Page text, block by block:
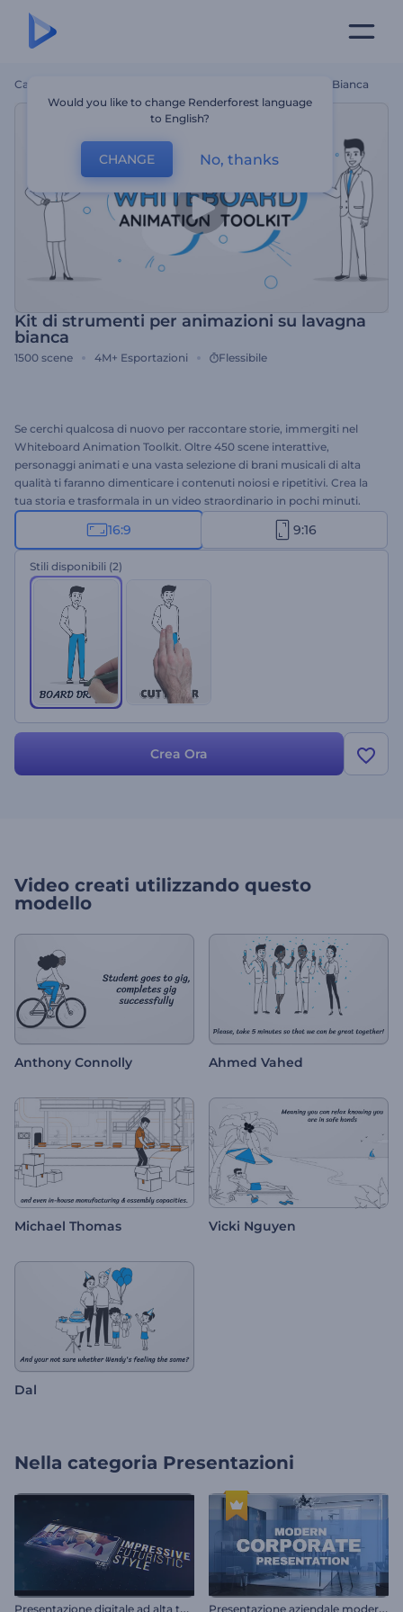
Casa Kit Di Strumenti Per Animazioni Su Lavagna Bianca
Kit di strumenti per animazioni su lavagna
bianca
1500 scene 4M+ Esportazioni Flessibile
Se cerchi qualcosa di nuovo per raccontare storie, immergiti nel
Whiteboard Animation Toolkit. Oltre 450 scene interattive,
personaggi animati e una vasta selezione di brani musicali di alta
qualità ti faranno dimenticare i contenuti noiosi e ripetitivi. Crea la
tua storia e trasformala in un video straordinario in pochi minuti.
Perfetto per presentazioni aziendali, promozioni animate, video
esplicativi, pubblicità e molto altro. Ti sembra interessante? Non
perdere l'occasione di creare subito un'animazione su lavagna
bianca super accattivante e gratuita.
16:9 9:16
Stili disponibili (2)
Crea Ora
Video creati utilizzando questo
modello
Anthony Connolly Ahmed Vahed
Michael Thomas Vicki Nguyen
Dal
Nella categoria Presentazioni
P
resentazione digitale ad alta tecnologia P
resentazione aziendale moderna
Would you like to change Renderforest language
to English?
CHANGE No, thanks